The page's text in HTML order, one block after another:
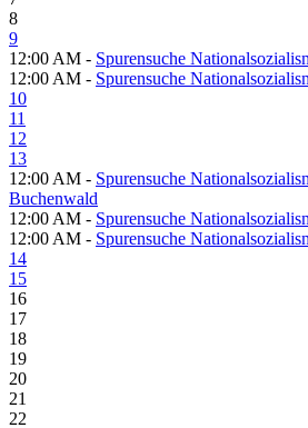
8
9
12:00 AM - Spurensuche
12:00 AM - Spurensuche
10
11
12
13
12:00 AM - Spurensuche
Buchenwald
12:00 AM - Spurensuche
12:00 AM - Spurensuche
14
15
16
17
18
19
20
21
22